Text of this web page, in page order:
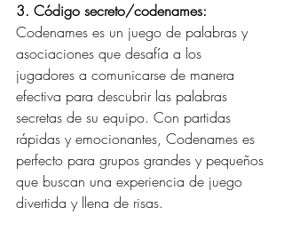
3. Código secreto/codenames:
Codenames es un juego de palabras y
asociaciones que desafía a los
jugadores a comunicarse de manera
efectiva para descubrir las palabras
secretas de su equipo. Con partidas
rápidas y emocionantes, Codenames es
perfecto para grupos grandes y pequeños
que buscan una experiencia de juego
divertida y llena de risas.